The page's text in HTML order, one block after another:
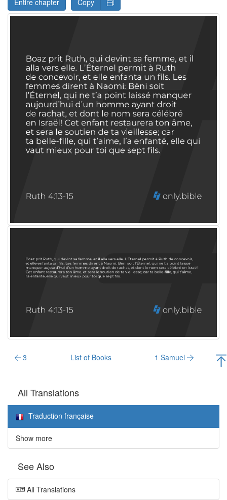
Entire chapter Copy
3 List of Books 1 Samuel
All Translations
Traduction française
Show more
See Also
All Translations